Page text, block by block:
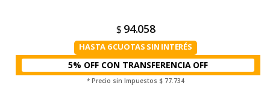
$ 94.058
HASTA 6 CUOTAS SIN INTERÉS
5% OFF CON TRANSFERENCIA
* Precio sin Impuestos $ 77.734